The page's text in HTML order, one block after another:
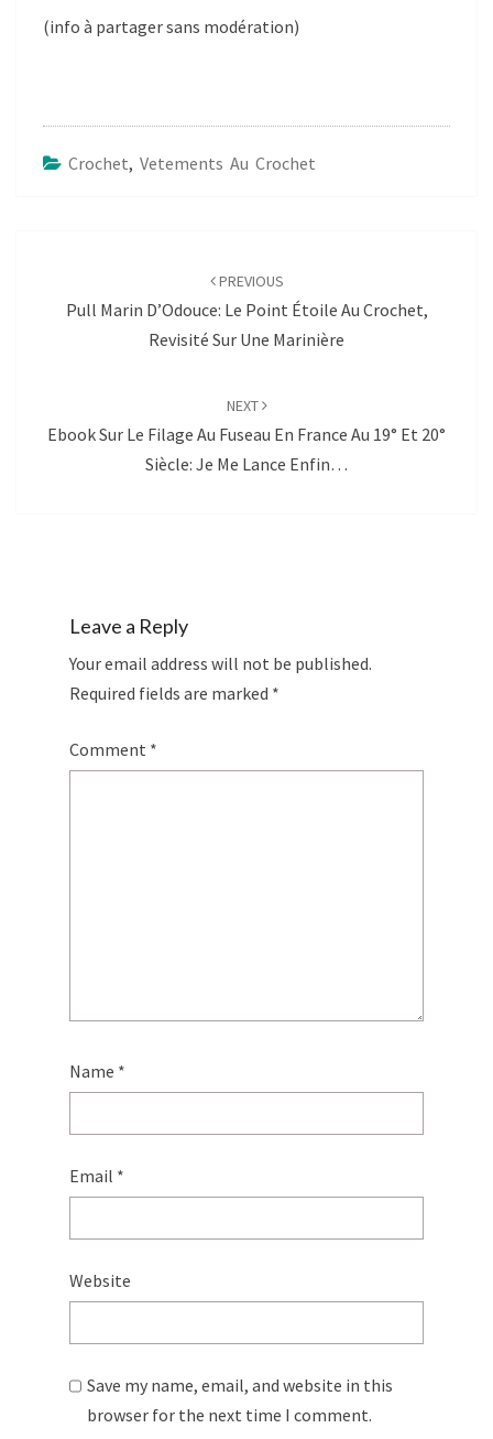
(info à partager sans modération)
Crochet, Vetements Au Crochet
PREVIOUS
Pull Marin D’Odouce: Le Point Étoile Au Crochet,
Revisité Sur Une Marinière
NEXT
Ebook Sur Le Filage Au Fuseau En France Au 19° Et 20°
Siècle: Je Me Lance Enfin…
Leave a Reply
Your email address will not be published.
Required fields are marked *
Comment *
Name *
Email *
Website
Save my name, email, and website in this
browser for the next time I comment.